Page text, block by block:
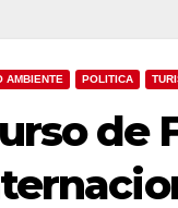
AMBIENTE POLITICA
de